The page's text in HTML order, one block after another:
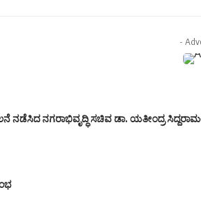
-
ನಡೆಸಿದ ನಗರಾಭಿವೃದ್ಧಿ ಸಚಿವ ಡಾ. ಯತೀಂದ್ರ